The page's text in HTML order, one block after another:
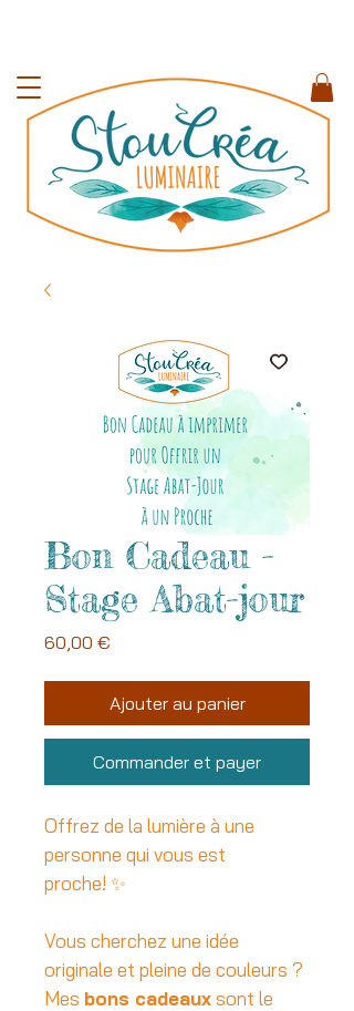
Bon Cadeau -
Stage Abat-jour
60,00 €
Ajouter au panier
Commander et payer
Offrez de la lumière à une
personne qui vous est
proche! ✨
Vous cherchez une idée
originale et pleine de couleurs ?
Mes bons cadeauxsont le